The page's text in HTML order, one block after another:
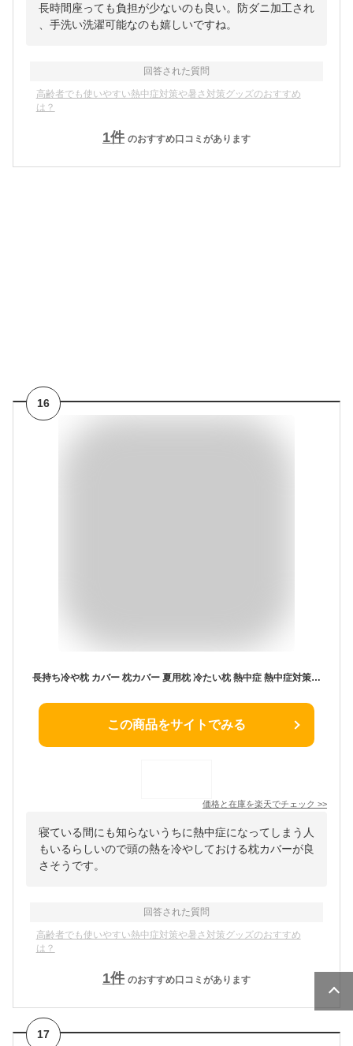
長時間座っても負担が少ないのも良い。防ダニ加工され
、手洗い洗濯可能なのも嬉しいですね。
回答された質問
高齢者でも使いやすい熱中症対策や暑さ対策グッズのおすすめ
は？
1件 のおすすめ口コミがあります
16
長持ち冷や枕 カバー 枕カバー 夏用枕 冷たい枕 熱中症 熱中症対策 枕 冷たい 冷感 冷却 涼しい 夏 夏用 コンディション管理 ナビス（アズワン） 暑さ対策 グッズ 高齢者
この商品をサイトでみる
価格と在庫を楽天でチェック >>
寝ている間にも知らないうちに熱中症になってしまう人
もいるらしいので頭の熱を冷やしておける枕カバーが良
さそうです。
回答された質問
高齢者でも使いやすい熱中症対策や暑さ対策グッズのおすすめ
は？
1件 のおすすめ口コミがあります
17